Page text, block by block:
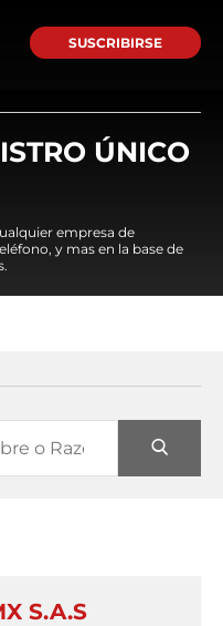
SUSCRIBIRSE
ÚNICO
empresa de
y mas en la base de
S.A.S